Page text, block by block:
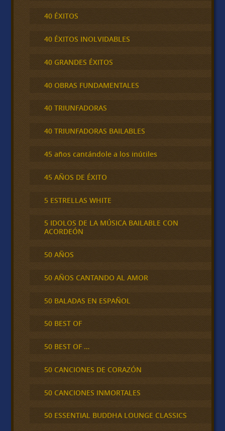
40 ÉXITOS
40 ÉXITOS INOLVIDABLES
40 GRANDES ÉXITOS
40 OBRAS FUNDAMENTALES
40 TRIUNFADORAS
40 TRIUNFADORAS BAILABLES
45 años cantándole a los inútiles
45 AÑOS DE ÉXITO
5 ESTRELLAS WHITE
5 IDOLOS DE LA MÚSICA BAILABLE CON
ACORDEÓN
50 AÑOS
50 AÑOS CANTANDO AL AMOR
50 BALADAS EN ESPAÑOL
50 BEST OF
50 BEST OF …
50 CANCIONES DE CORAZÓN
50 CANCIONES INMORTALES
50 ESSENTIAL BUDDHA LOUNGE CLASSICS